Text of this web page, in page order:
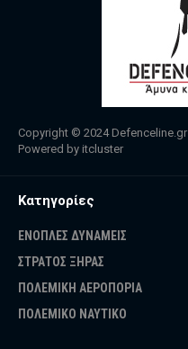
Copyright © 2024 Defenceline.gr
Powered by itcluster
Κατηγορίες
ΕΝΟΠΛΕΣ ΔΥΝΑΜΕΙΣ
ΣΤΡΑΤΟΣ ΞΗΡΑΣ
ΠΟΛΕΜΙΚΗ ΑΕΡΟΠΟΡΙΑ
ΠΟΛΕΜΙΚΟ ΝΑΥΤΙΚΟ